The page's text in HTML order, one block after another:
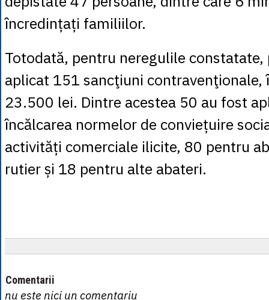
încredințați familiilor.
Totodată, pentru neregulile
aplicat 151 sancţiuni contravenţionale,
23.500 lei. Dintre acestea 50 au fost
încălcarea normelor de conviețuire
activități comerciale ilicite, 80 pentru
rutier și 18 pentru alte abateri.
Comentarii
nu este nici un comentariu